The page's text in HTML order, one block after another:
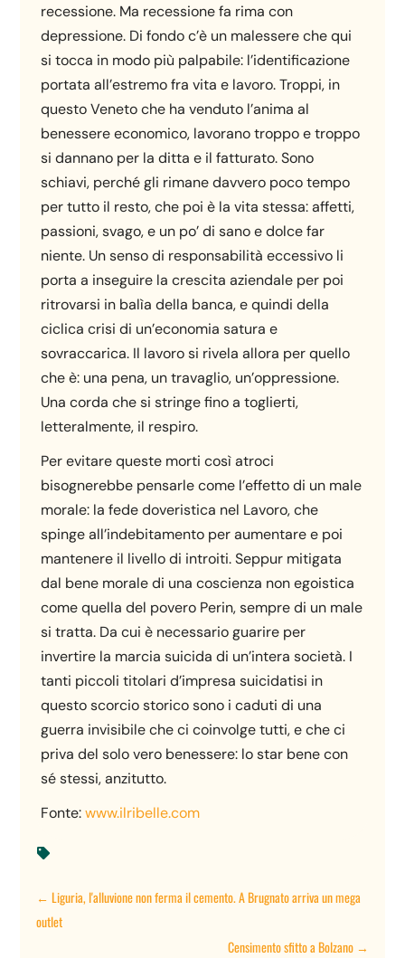
recessione. Ma recessione fa rima con
depressione. Di fondo c’è un malessere che qui
si tocca in modo più palpabile: l’identificazione
portata all’estremo fra vita e lavoro. Troppi, in
questo Veneto che ha venduto l’anima al
benessere economico, lavorano troppo e troppo
si dannano per la ditta e il fatturato. Sono
schiavi, perché gli rimane davvero poco tempo
per tutto il resto, che poi è la vita stessa: affetti,
passioni, svago, e un po’ di sano e dolce far
niente. Un senso di responsabilità eccessivo li
porta a inseguire la crescita aziendale per poi
ritrovarsi in balìa della banca, e quindi della
ciclica crisi di un’economia satura e
sovraccarica. Il lavoro si rivela allora per quello
che è: una pena, un travaglio, un’oppressione.
Una corda che si stringe fino a toglierti,
letteralmente, il respiro.
Per evitare queste morti così atroci
bisognerebbe pensarle come l’effetto di un male
morale: la fede doveristica nel Lavoro, che
spinge all’indebitamento per aumentare e poi
mantenere il livello di introiti. Seppur mitigata
dal bene morale di una coscienza non egoistica
come quella del povero Perin, sempre di un male
si tratta. Da cui è necessario guarire per
invertire la marcia suicida di un’intera società. I
tanti piccoli titolari d’impresa suicidatisi in
questo scorcio storico sono i caduti di una
guerra invisibile che ci coinvolge tutti, e che ci
priva del solo vero benessere: lo star bene con
sé stessi, anzitutto.
Fonte:www.ilribelle.com

←Liguria, l'alluvione non ferma il cemento. A Brugnato arriva un mega
outlet
Censimento sfitto a Bolzano→